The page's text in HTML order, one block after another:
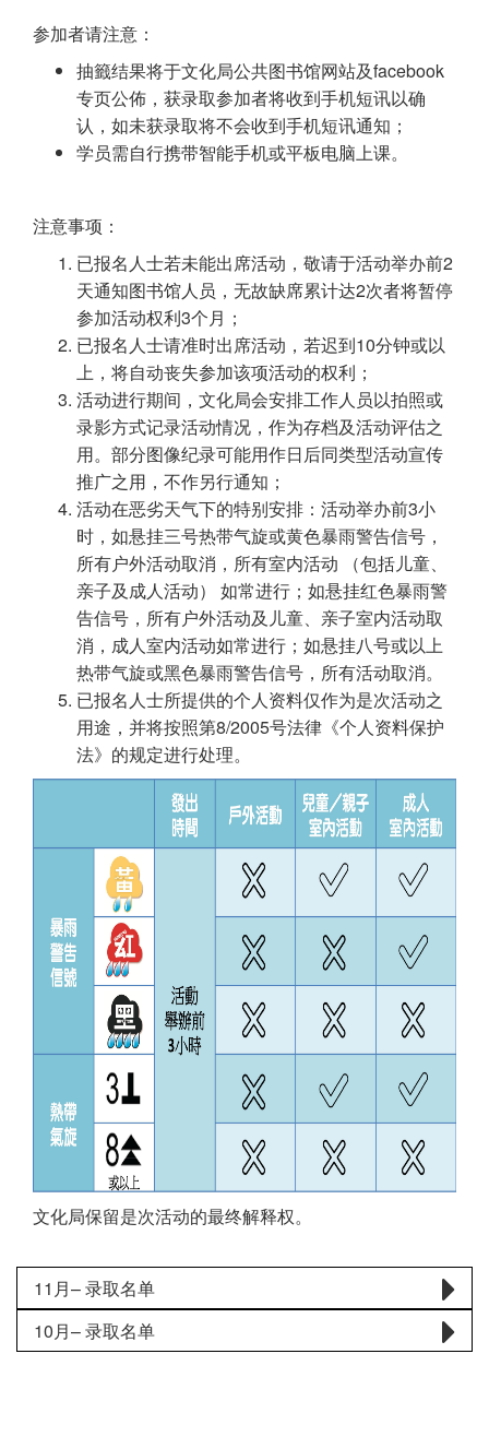
参加者请注意：
抽籤结果将于文化局公共图书馆网站及facebook
专页公佈，获录取参加者将收到手机短讯以确
认，如未获录取将不会收到手机短讯通知；
学员需自行携带智能手机或平板电脑上课。
注意事项：
已报名人士若未能出席活动，敬请于活动举办前2
天通知图书馆人员，无故缺席累计达2次者将暂停
参加活动权利3个月；
已报名人士请准时出席活动，若迟到10分钟或以
上，将自动丧失参加该项活动的权利；
活动进行期间，文化局会安排工作人员以拍照或
录影方式记录活动情况，作为存档及活动评估之
用。部分图像纪录可能用作日后同类型活动宣传
推广之用，不作另行通知；
活动在恶劣天气下的特别安排：活动举办前3小
时，如悬挂三号热带气旋或黄色暴雨警告信号，
所有户外活动取消，所有室内活动 （包括儿童、
亲子及成人活动） 如常进行；如悬挂红色暴雨警
告信号，所有户外活动及儿童、亲子室内活动取
消，成人室内活动如常进行；如悬挂八号或以上
热带气旋或黑色暴雨警告信号，所有活动取消。
已报名人士所提供的个人资料仅作为是次活动之
用途，并将按照第8/2005号法律《个人资料保护
法》的规定进行处理。
文化局保留是次活动的最终解释权。
11月– 录取名单
10月– 录取名单